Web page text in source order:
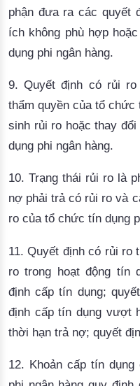
phận đưa ra các quyết
ích không phù hợp
dụng phi ngân hàng.
9.Quyết định có rủi ro
thẩm quyền của tổ chức
sinh rủi ro hoặc thay
dụng phi ngân hàng.
10. Trạng thái rủi ro là
nợ phải trả có rủi ro và
ro của tổ chức tín dụng
11. Quyết định có rủi ro
ro trong hoạt động tín
định cấp tín dụng;
định cấp tín dụng vượt
thời hạn trả nợ; quyết
12. Khoản cấp tín dụng